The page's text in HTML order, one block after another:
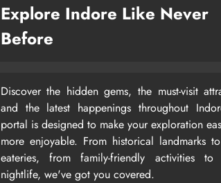
Explore Indore Like Never
Before
Discover the hidden gems, the must-visit
and the latest happenings throughout
portal is designed to make your exploration
more enjoyable. From historical landmarks
eateries, from family-friendly activities to
nightlife, we've got you covered.